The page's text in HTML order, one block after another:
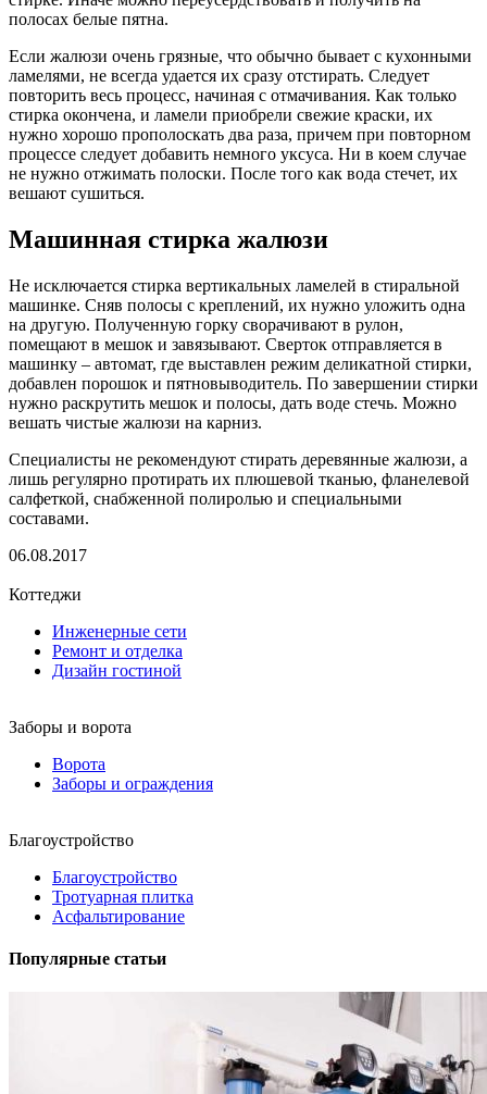
полосах белые пятна.
Если жалюзи очень грязные, что обычно бывает с кухонными
ламелями, не всегда удается их сразу отстирать. Следует
повторить весь процесс, начиная с отмачивания. Как только
стирка окончена, и ламели приобрели свежие краски, их
нужно хорошо прополоскать два раза, причем при повторном
процессе следует добавить немного уксуса. Ни в коем случае
не нужно отжимать полоски. После того как вода стечет, их
вешают сушиться.
Машинная стирка жалюзи
Не исключается стирка вертикальных ламелей в стиральной
машинке. Сняв полосы с креплений, их нужно уложить одна
на другую. Полученную горку сворачивают в рулон,
помещают в мешок и завязывают. Сверток отправляется в
машинку – автомат, где выставлен режим деликатной стирки,
добавлен порошок и пятновыводитель. По завершении стирки
нужно раскрутить мешок и полосы, дать воде стечь. Можно
вешать чистые жалюзи на карниз.
Специалисты не рекомендуют стирать деревянные жалюзи, а
лишь регулярно протирать их плюшевой тканью, фланелевой
салфеткой, снабженной полиролью и специальными
составами.
06.08.2017
Коттеджи
Инженерные сети
Ремонт и отделка
Дизайн гостиной
Заборы и ворота
Ворота
Заборы и ограждения
Благоустройство
Благоустройство
Тротуарная плитка
Асфальтирование
Популярные статьи